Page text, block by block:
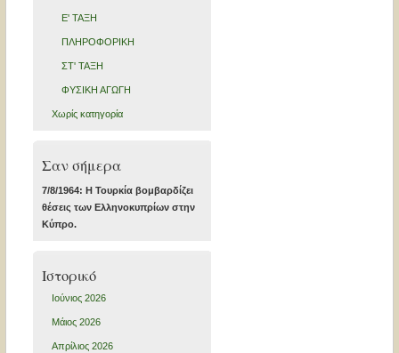
Ε' ΤΑΞΗ
ΠΛΗΡΟΦΟΡΙΚΗ
ΣΤ' ΤΑΞΗ
ΦΥΣΙΚΗ ΑΓΩΓΗ
Χωρίς κατηγορία
Σαν σήμερα
7/8/1964: Η Τουρκία βομβαρδίζει
θέσεις των Ελληνοκυπρίων στην
Κύπρο.
Ιστορικό
Ιούνιος 2026
Μάιος 2026
Απρίλιος 2026